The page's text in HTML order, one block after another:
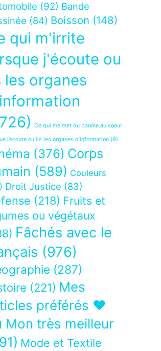
(92) Bande
(84) Boisson (148)
qui m'irrite
j'écoute ou
les organes
Ce qui me met du baume au coeur
j’écoute ou lis les organes d’information (9)
(376) Corps
(589) Couleurs
Droit Justice (83)
(218) Fruits et
ou végétaux
Fâchés avec le
(976)
(287)
(221) Mes
préférés ❤
Mon très meilleur
Mode et Textile